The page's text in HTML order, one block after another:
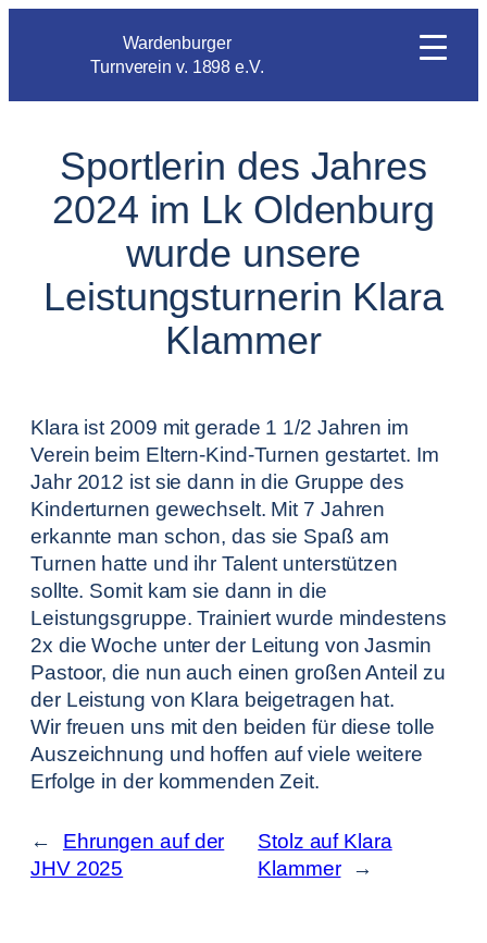
Wardenburger
Turnverein v. 1898 e.V.
Sportlerin des Jahres
2024 im Lk Oldenburg
wurde unsere
Leistungsturnerin Klara
Klammer
Klara ist 2009 mit gerade 1 1/2 Jahren im
Verein beim Eltern-Kind-Turnen gestartet. Im
Jahr 2012 ist sie dann in die Gruppe des
Kinderturnen gewechselt. Mit 7 Jahren
erkannte man schon, das sie Spaß am
Turnen hatte und ihr Talent unterstützen
sollte. Somit kam sie dann in die
Leistungsgruppe. Trainiert wurde mindestens
2x die Woche unter der Leitung von Jasmin
Pastoor, die nun auch einen großen Anteil zu
der Leistung von Klara beigetragen hat.
Wir freuen uns mit den beiden für diese tolle
Auszeichnung und hoffen auf viele weitere
Erfolge in der kommenden Zeit.
←
Ehrungen auf der
JHV 2025
Stolz auf Klara
Klammer
→